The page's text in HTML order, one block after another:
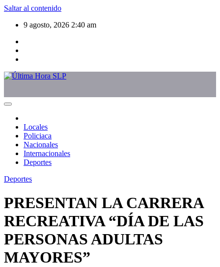
Saltar al contenido
9 agosto, 2026 2:40 am
Locales
Policiaca
Nacionales
Internacionales
Deportes
Deportes
PRESENTAN LA CARRERA
RECREATIVA “DÍA DE LAS
PERSONAS ADULTAS
MAYORES”